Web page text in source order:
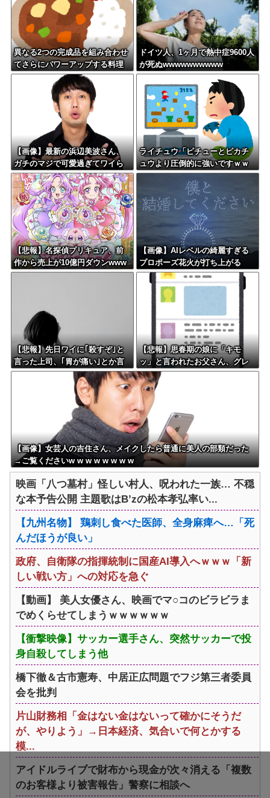
異なる2つの完成品を組み合わせ
てさらにパワーアップする料理
「カツカレー」以外にない
ドイツ人、1ヶ月で熱中症9600人
が死ぬwwwwwwwwww
【画像】最新の浜辺美波さん、
ガチのマジで可愛過ぎてワイら
をドキドキさせてしまうw w w
w w w w
ライチュウ「ピチューとピカチ
ュウより圧倒的に強いですｗｗ
ｗｗ」←こいつが不人気な理由
【悲報】名探偵プリキュア、前
作から売上が10億円ダウンwww
wwwwww
【画像】AIレベルの綺麗すぎる
プロポーズ花火が打ち上がる
㊗????
【悲報】先日ワイに｢殺すぞ｣と
言った上司、｢胃が痛い｣とか言
い出すwwwwwww
【悲報】思春期の娘に「キモ
ッ」と言われたお父さん、グレ
るｗｗｗｗｗｗｗ
【画像】女芸人の吉住さん、メイクしたら普通に美人の部類だった
→ご覧くださいw w w w w w w w
映画「八つ墓村」怪しい村人、呪われた一族… 不穏
な本予告公開 主題歌はB’zの松本孝弘率い...
【九州名物】 鶏刺し食べた医師、全身麻痺へ…「死
んだほうが良い」
政府、自衛隊の指揮統制に国産AI導入へｗｗｗ「新
しい戦い方」への対応を急ぐ
【動画】 美人女優さん、映画でマ○コのビラビラま
でめくらせてしまうｗｗｗｗｗｗ
【衝撃映像】サッカー選手さん、突然サッカーで投
身自殺してしまう他
橋下徹＆古市憲寿、中居正広問題でフジ第三者委員
会を批判
片山財務相「金はない金はないって確かにそうだ
が、やりよう」→日本経済、気合いで何とかする
模...
アイドルライブで財布から現金が次々消える「複数
のお客様より被害報告」警察に相談へ